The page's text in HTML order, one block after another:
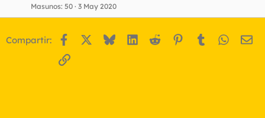
Masunos 50 3 May 2020
Compartir: Facebook BlueskyLinkedIn
Reddit Pinterest
Tumblr
Enlace